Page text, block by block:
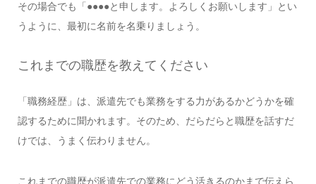
その場合でも「●●●●と申します。よろしくお願いします」とい
うように、最初に名前を名乗りましょう。
これまでの職歴を教えてください
「職務経歴」は、派遣先でも業務をする力があるかどうかを確
認するために聞かれます。そのため、だらだらと職歴を話すだ
けでは、うまく伝わりません。
これまでの職歴が派遣先での業務にどう活きるのかまで伝えら